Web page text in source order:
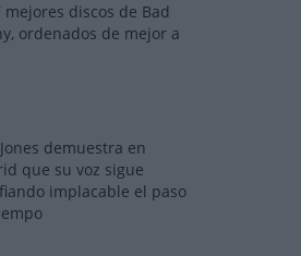
mejores discos de Bad
ordenados de mejor a
Jones demuestra en
que su voz sigue
implacable el paso